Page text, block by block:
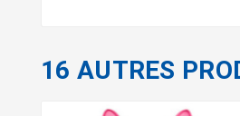
16 AUTRES